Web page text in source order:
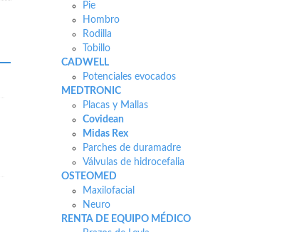
Pie
Hombro
Rodilla
Tobillo
CADWELL
Potenciales evocados
MEDTRONIC
Placas y Mallas
Covidean
Midas Rex
Parches de duramadre
Válvulas de hidrocefalia
OSTEOMED
Maxilofacial
Neuro
RENTA DE EQUIPO MÉDICO